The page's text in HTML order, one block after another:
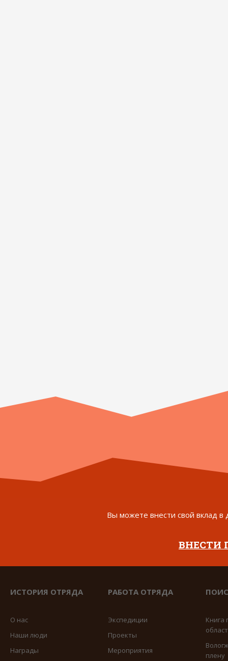
Вы можете внести свой вклад в
ВНЕСТИ
ИСТОРИЯ ОТРЯДА
О нас
Наши люди
Награды
РАБОТА ОТРЯДА
Экспедиции
Проекты
Мероприятия
Книга
плену